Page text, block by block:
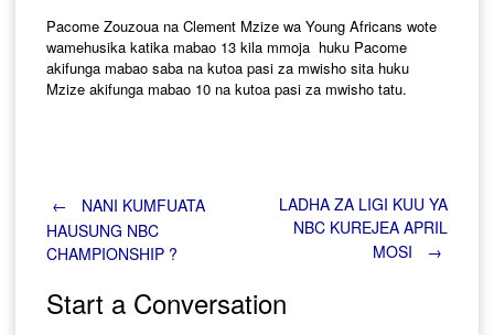
Pacome Zouzoua na Clement Mzize wa Young Africans wote
wamehusika katika mabao 13 kila mmoja huku Pacome
akifunga mabao saba na kutoa pasi za mwisho sita huku
Mzize akifunga mabao 10 na kutoa pasi za mwisho tatu.
Post
navigation
←
NANI KUMFUATA
HAUSUNG NBC
CHAMPIONSHIP ?
LADHA ZA LIGI KUU YA
NBC KUREJEA APRIL
MOSI
→
Start a Conversation